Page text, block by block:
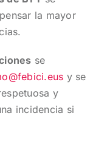
la mayor
se
y se
y
incidencia si